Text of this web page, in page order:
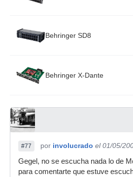
Behringer SD8
Behringer X-Dante
#77 por involucrado el 01/05/
Gegel, no se escucha nada lo de
para comentarte que estuve